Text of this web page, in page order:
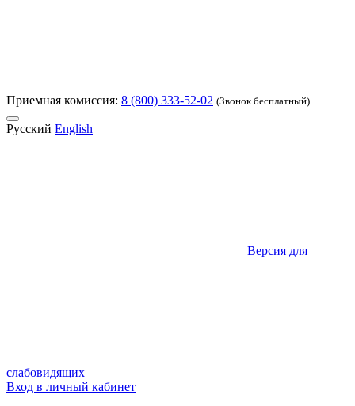
Приемная комиссия: 8 (800) 333-52-02 (Звонок бесплатный)
Русский English
Версия для
слабовидящих
Вход в личный кабинет